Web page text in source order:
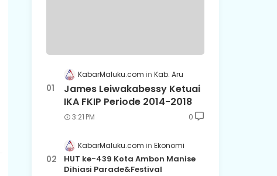
KabarMaluku.com Kab. Aru
James Leiwakabessy Ketuai
IKA FKIP Periode 2014-2018
3:21 PM 0
KabarMaluku.com Ekonomi
HUT ke-439 Kota Ambon Manise
Dihiasi Parade&Festival